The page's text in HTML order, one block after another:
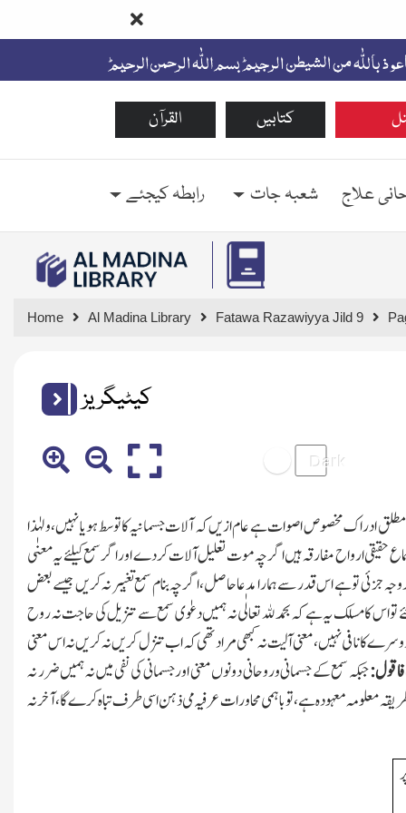
القرآن کتابیں
علاج شعبہ جات رابطہ کیجئے
Home Al Madina Library Fatawa Razawiyya Jild 9
کیٹیگریز
ادراك مخصوص اصوات ہے عام ازیں کہ آلات جسمانیہ کا توسط ہو یا نہیں، ولہٰذا
حقیقی ارواح مفارقہ ہیںاگر چہ موت تعلیل آلات کردے اور اگر سمع کیلئے یہ معنٰی
جزئی تو ہے اس قدر سے ہمارا مدعا حاصل، اگر چہ بنام سمع تغبیر نہ کریں جیسے بعض
تو اس کا مسلكیہ ہے کہ بحمدﷲ تعالٰی نہ ہمیں دعوٰی سمع سے تنزیل کی حاجت نہ روح
کانافی نہیں، معنی آلیت نہ کبھی مراد تھی کہ اب تنزل کریںنہ کریں نہ اس معنی
فاقول:جبکہ سمع کے جسمانی وروحانی دونوں معنی اور جسمانی کی نفی میں نہ ہمیں ضرر نہ
معلومہ معہودہ ہے، تو باہمی محاورات عرفیہ می ذہن اسی طرف تباہ کرے گا، آخر نہ